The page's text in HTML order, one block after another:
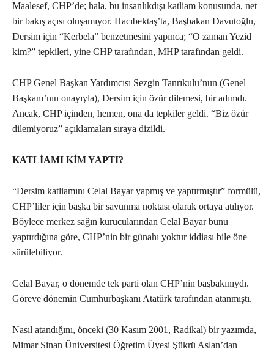
Maalesef, CHP’de; hala, bu insanlıkdışı katliam konusunda, net
bir bakış açısı oluşamıyor. Hacıbektaş’ta, Başbakan Davutoğlu,
Dersim için “Kerbela” benzetmesini yapınca; “O zaman Yezid
kim?” tepkileri, yine CHP tarafından, MHP tarafından geldi.
CHP Genel Başkan Yardımcısı Sezgin Tanrıkulu’nun (Genel
Başkanı’nın onayıyla), Dersim için özür dilemesi, bir adımdı.
Ancak, CHP içinden, hemen, ona da tepkiler geldi. “Biz özür
dilemiyoruz” açıklamaları sıraya dizildi.
KATLİAMI KİM YAPTI?
“Dersim katliamını Celal Bayar yapmış ve yaptırmıştır” formülü,
CHP’liler için başka bir savunma noktası olarak ortaya atılıyor.
Böylece merkez sağın kurucularından Celal Bayar bunu
yaptırdığına göre, CHP’nin bir günahı yoktur iddiası bile öne
sürülebiliyor.
Celal Bayar, o dönemde tek parti olan CHP’nin başbakınıydı.
Göreve dönemin Cumhurbaşkanı Atatürk tarafından atanmıştı.
Nasıl atandığını, önceki (30 Kasım 2001, Radikal) bir yazımda,
Mimar Sinan Üniversitesi Öğretim Üyesi Şükrü Aslan’dan